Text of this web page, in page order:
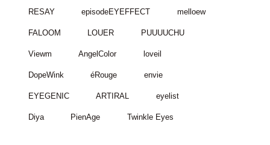
RESAY episodeEYEFFECT melloew
FALOOM LOUER PUUUUCHU
Viewm AngelColor loveil
DopeWink éRouge envie
EYEGENIC ARTIRAL eyelist
Diya PienAge Twinkle Eyes